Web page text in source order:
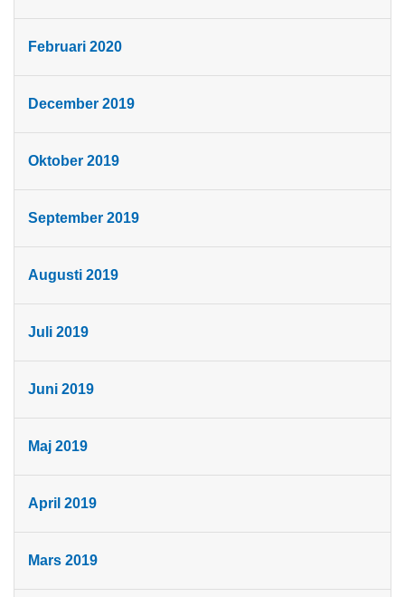
Februari 2020
December 2019
Oktober 2019
September 2019
Augusti 2019
Juli 2019
Juni 2019
Maj 2019
April 2019
Mars 2019